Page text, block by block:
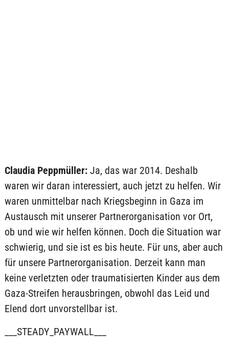
Claudia Peppmüller:Ja, das war 2014. Deshalb
waren wir daran interessiert, auch jetzt zu helfen. Wir
waren unmittelbar nach Kriegsbeginn in Gaza im
Austausch mit unserer Partnerorganisation vor Ort,
ob und wie wir helfen können. Doch die Situation war
schwierig, und sie ist es bis heute. Für uns, aber auch
für unsere Partnerorganisation. Derzeit kann man
keine verletzten oder traumatisierten Kinder aus dem
Gaza-Streifen herausbringen, obwohl das Leid und
Elend dort unvorstellbar ist.
___STEADY_PAYWALL___